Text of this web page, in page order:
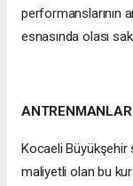
performanslarının
esnasında olası
Kocaeli Büyükşehir
maliyetli olan bu